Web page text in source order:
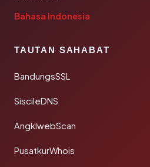
Bahasa Indonesia
TAUTAN SAHABAT
BandungsSSL
SiscileDNS
AngklwebScan
PusatkurWhois